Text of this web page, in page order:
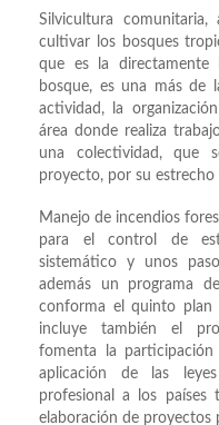
Silvicultura
cultivar los bosques
que es la directamente
bosque, es una más de
actividad, la
área donde realiza
una colectividad, que
proyecto, por su
Manejo de incendios
para el control de
sistemático y unos
además un programa
conforma el quinto plan
incluye también el
fomenta la
aplicación de las
profesional a los
elaboración de proyectos